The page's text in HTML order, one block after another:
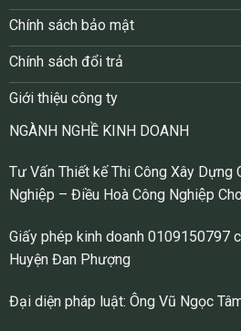
Chính sách bảo mật
Chính sách đổi trả
Giới thiệu công ty
NGÀNH NGHỀ KINH DOANH
Tư Vấn Thiết kế Thi Công Xây Dựng
Nghiệp – Điều Hoà Công Nghiệp
Giấy phép kinh doanh 0109150797
Huyện Đan Phượng
Đại diện pháp luật: Ông Vũ Ngọc